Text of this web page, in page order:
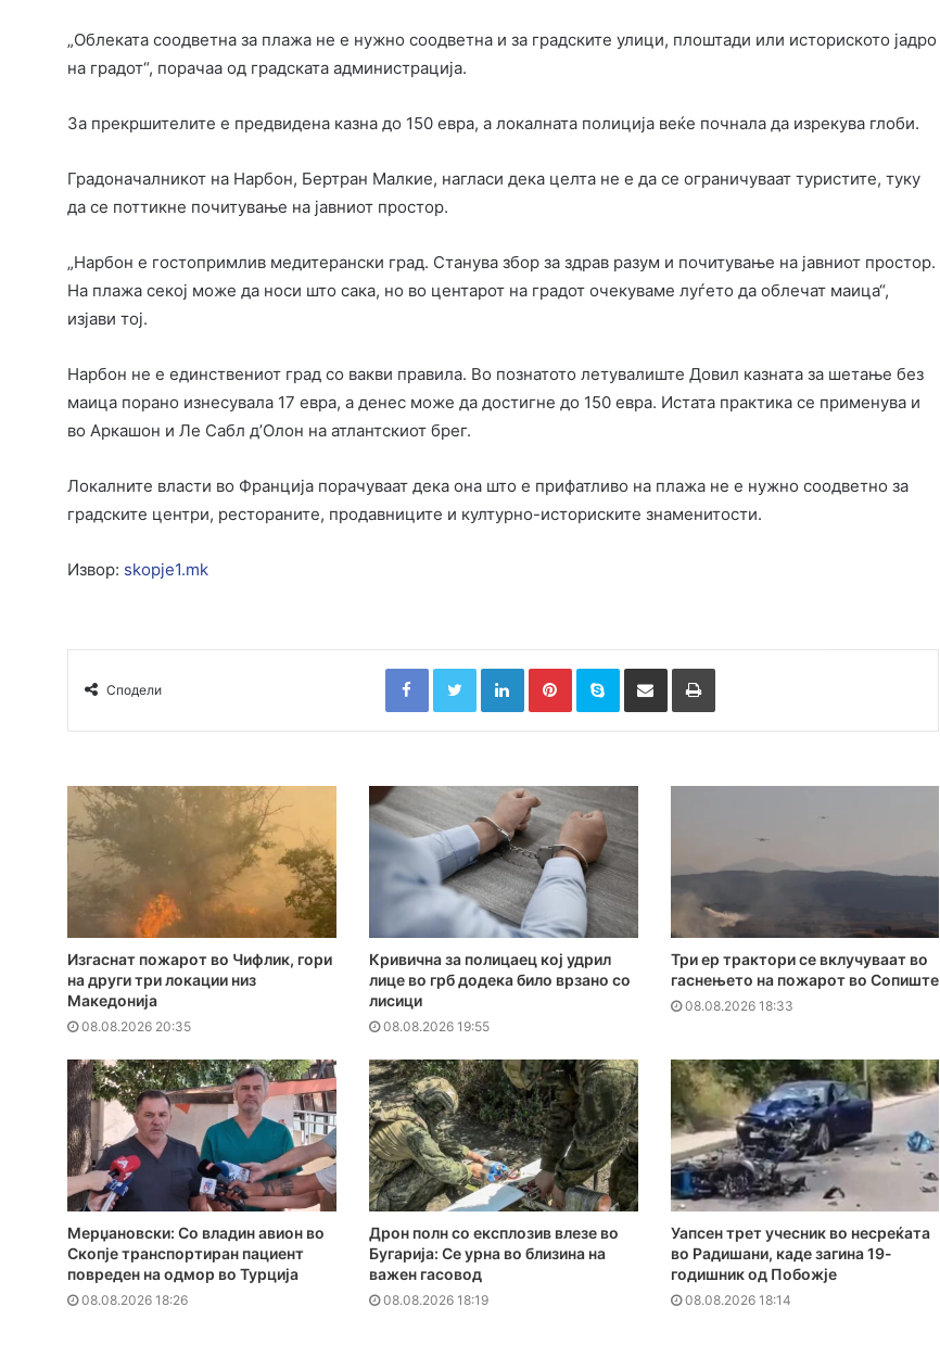
„Облеката соодветна за плажа не е нужно соодветна и за градските улици, плоштади или историското јадро
на градот“, порачаа од градската администрација.
За прекршителите е предвидена казна до 150 евра, а локалната полиција веќе почнала да изрекува глоби.
Градоначалникот на Нарбон, Бертран Малкие, нагласи дека целта не е да се ограничуваат туристите, туку
да се поттикне почитување на јавниот простор.
„Нарбон е гостопримлив медитерански град. Станува збор за здрав разум и почитување на јавниот простор.
На плажа секој може да носи што сака, но во центарот на градот очекуваме луѓето да облечат маица“,
изјави тој.
Нарбон не е единствениот град со вакви правила. Во познатото летувалиште Довил казната за шетање без
маица порано изнесувала 17 евра, а денес може да достигне до 150 евра. Истата практика се применува и
во Аркашон и Ле Сабл д’Олон на атлантскиот брег.
Локалните власти во Франција порачуваат дека она што е прифатливо на плажа не е нужно соодветно за
градските центри, рестораните, продавниците и културно-историските знаменитости.
Извор: skopje1.mk
Сподели
FacebookTwitterLinkedInPinterestSkype Сподели преку Е-маил Испринтај
Изгаснат пожарот во Чифлик, гори
на други три локации низ
Македонија
08.08.2026 20:35
Кривична за полицаец кој удрил
лице во грб додека било врзано со
лисици
08.08.2026 19:55
Три ер трактори се вклучуваат во
гаснењето на пожарот во Сопиште
08.08.2026 18:33
Мерџановски: Со владин авион во
Скопје транспортиран пациент
повреден на одмор во Турција
08.08.2026 18:26
Дрон полн со експлозив влезе во
Бугарија: Се урна во близина на
важен гасовод
08.08.2026 18:19
Уапсен трет учесник во несреќата
во Радишани, каде загина 19-
годишник од Побожје
08.08.2026 18:14